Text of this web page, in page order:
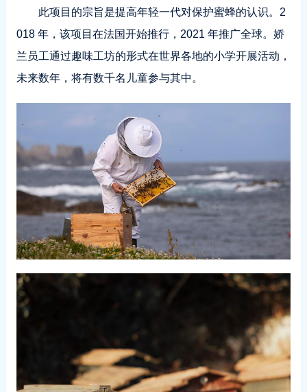
此项目的宗旨是提高年轻一代对保护蜜蜂的认识。2
018 年，该项目在法国开始推行，2021 年推广全球。娇
兰员工通过趣味工坊的形式在世界各地的小学开展活动，
未来数年，将有数千名儿童参与其中。